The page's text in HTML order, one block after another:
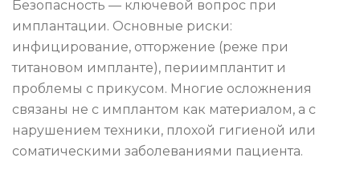
Безопасность — ключевой вопрос при
имплантации. Основные риски:
инфицирование, отторжение (реже при
титановом импланте), периимплантит и
проблемы с прикусом. Многие осложнения
связаны не с имплантом как материалом, а с
нарушением техники, плохой гигиеной или
соматическими заболеваниями пациента.